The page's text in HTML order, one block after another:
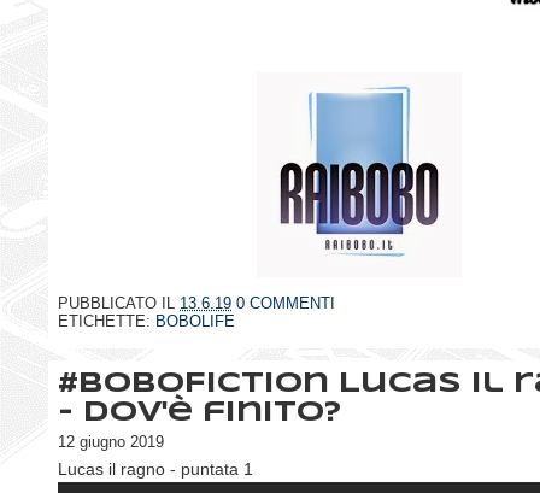
PUBBLICATO IL 13.6.19 0 COMMENTI
ETICHETTE: BOBOLIFE
#BoboFiction Lucas il
- Dov'è finito?
12 giugno 2019
Lucas il ragno - puntata 1